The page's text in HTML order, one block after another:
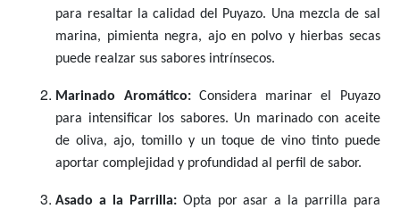
para resaltar la calidad del Puyazo. Una mezcla de sal
marina, pimienta negra, ajo en polvo y hierbas secas
puede realzar sus sabores intrínsecos.
Marinado Aromático:Considera marinar el Puyazo
para intensificar los sabores. Un marinado con aceite
de oliva, ajo, tomillo y un toque de vino tinto puede
aportar complejidad y profundidad al perfil de sabor.
Asado a la Parrilla:Opta por asar a la parrilla para